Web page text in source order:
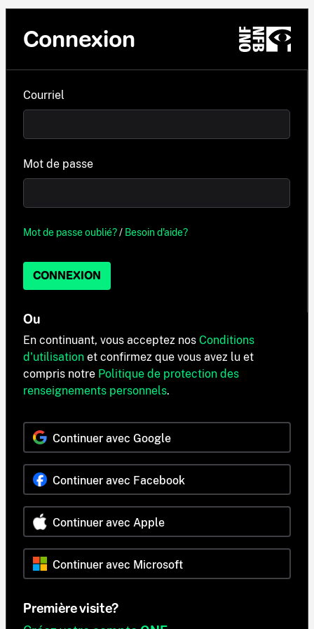
Connexion
Courriel
Mot de passe
Mot de passe oublié?/ Besoin d'aide?
CONNEXION
Ou
En continuant, vous acceptez nos Conditions
d'utilisation et confirmez que vous avez lu et
compris notre Politique de protection des
renseignements personnels.
Continuer avec Google
Continuer avec Facebook
Continuer avec Apple
Continuer avec Microsoft
Première visite?